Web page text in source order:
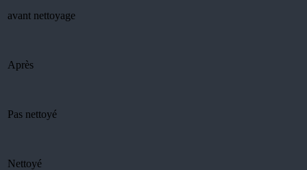
avant nettoyage
Après
Pas nettoyé
Nettoyé